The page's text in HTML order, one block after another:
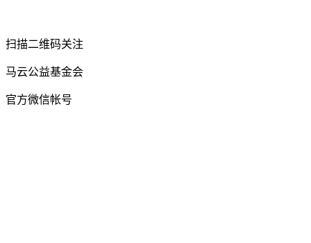
扫描二维码关注
马云公益基金会
官方微信帐号